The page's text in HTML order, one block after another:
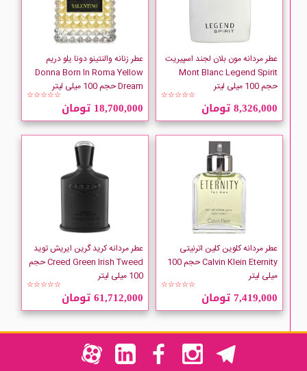
عطر مردانه مون بلان لجند اسپیریت
Mont Blanc Legend Spirit
حجم 100 میلی لیتر
☆☆☆☆☆
8,326,000 تومان
عطر زنانه والنتینو دونا یلو دریم
Donna Born In Roma Yellow
Dream حجم 100 میلی لیتر
☆☆☆☆☆
18,700,000 تومان
عطر مردانه کلوین کلین اترنیتی
Calvin Klein Eternity حجم 100
میلی لیتر
☆☆☆☆☆
7,419,000 تومان
عطر مردانه کرید گرین ایریش توید
Creed Green Irish Tweed حجم
100 میلی لیتر
☆☆☆☆☆
61,712,000 تومان